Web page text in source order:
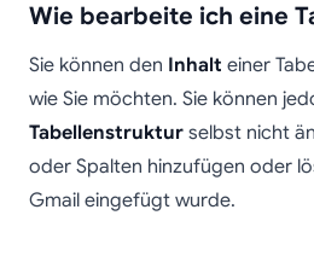
Wie bearbeite ich eine
Sie können den Inhalt einer
wie Sie möchten. Sie können
Tabellenstruktur selbst nicht
oder Spalten hinzufügen oder
Gmail eingefügt wurde.